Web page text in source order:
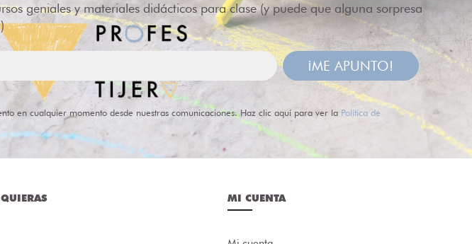
geniales y materiales didácticos para clase (y puede que alguna sorpresa
¡ME APUNTO!
en cualquier momento desde nuestras comunicaciones. Haz clic aquí para ver la Política de
MI CUENTA